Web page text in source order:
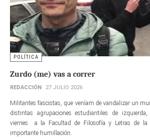
POLÍTICA
Zurdo (me) vas a correr
REDACCIÓN 27 JULIO 2026
Militantes fascistas, que veníam de vandalizar un
distintas agrupaciones estudiantiles de
viernes a la Facultad de Filosofía y Letras de la
importante humillación.